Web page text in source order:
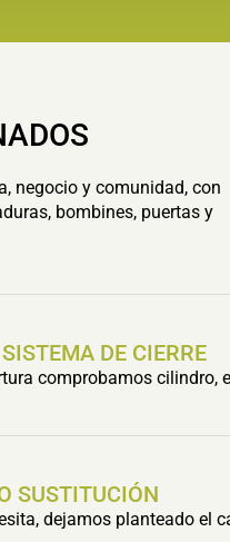
negocio y comunidad, con
bombines, puertas y
DE CIERRE
comprobamos cilindro,
SUSTITUCIÓN
dejamos planteado el